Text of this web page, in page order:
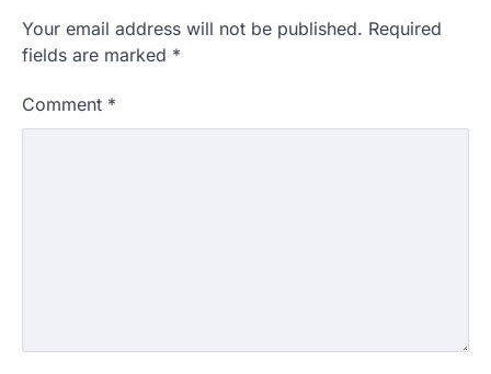
Your email address will not be published. Required
fields are marked *
Comment *